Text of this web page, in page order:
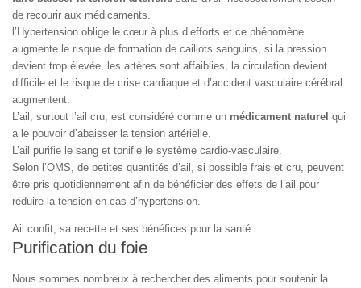
de recourir aux médicaments.
l’Hypertension oblige le cœur à plus d’efforts et ce phénomène
augmente le risque de formation de caillots sanguins, si la pression
devient trop élevée, les artères sont affaiblies, la circulation devient
difficile et le risque de crise cardiaque et d’accident vasculaire cérébral
augmentent.
L’ail, surtout l’ail cru, est considéré comme un médicament naturel qui
a le pouvoir d’abaisser la tension artérielle.
L’ail purifie le sang et tonifie le système cardio-vasculaire.
Selon l’OMS, de petites quantités d’ail, si possible frais et cru, peuvent
être pris quotidiennement afin de bénéficier des effets de l’ail pour
réduire la tension en cas d’hypertension.
Ail confit, sa recette et ses bénéfices pour la santé
Purification du foie
Nous sommes nombreux à rechercher des aliments pour soutenir la